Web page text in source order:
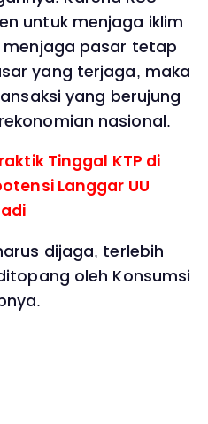
untuk menjaga iklim
pasar tetap
yang terjaga, maka
yang berujung
nasional.
Tinggal KTP di
Langgar UU
dijaga, terlebih
oleh Konsumsi